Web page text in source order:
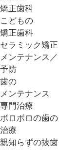
矯正歯科
こどもの
矯正歯科
セラミック矯正
メンテナンス／
予防
歯の
メンテナンス
専門治療
ボロボロの歯の
治療
親知らずの抜歯